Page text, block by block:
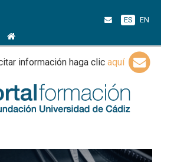
ES EN
información haga clic aquí